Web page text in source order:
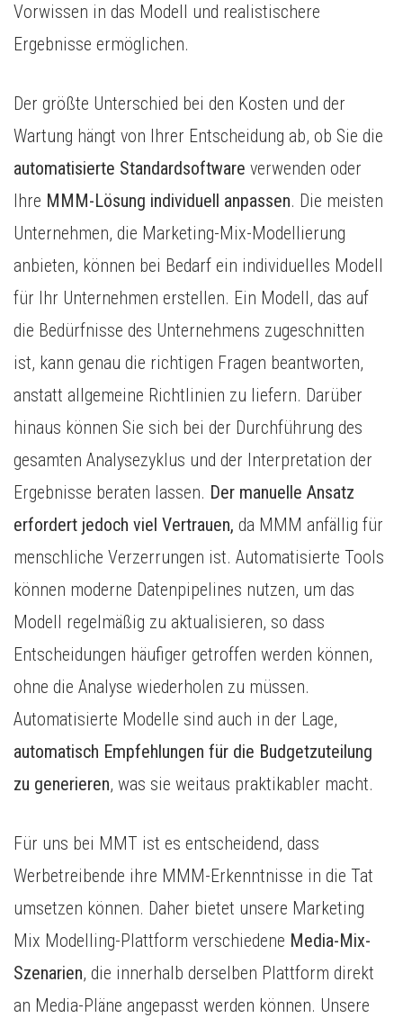
Vorwissen in das Modell und realistischere
Ergebnisse ermöglichen.
Der größte Unterschied bei den Kosten und der
Wartung hängt von Ihrer Entscheidung ab, ob Sie die
automatisierte Standardsoftware verwenden oder
Ihre MMM-Lösung individuell anpassen. Die meisten
Unternehmen, die Marketing-Mix-Modellierung
anbieten, können bei Bedarf ein individuelles Modell
für Ihr Unternehmen erstellen. Ein Modell, das auf
die Bedürfnisse des Unternehmens zugeschnitten
ist, kann genau die richtigen Fragen beantworten,
anstatt allgemeine Richtlinien zu liefern. Darüber
hinaus können Sie sich bei der Durchführung des
gesamten Analysezyklus und der Interpretation der
Ergebnisse beraten lassen. Der manuelle Ansatz
erfordert jedoch viel Vertrauen, da MMM anfällig für
menschliche Verzerrungen ist. Automatisierte Tools
können moderne Datenpipelines nutzen, um das
Modell regelmäßig zu aktualisieren, so dass
Entscheidungen häufiger getroffen werden können,
ohne die Analyse wiederholen zu müssen.
Automatisierte Modelle sind auch in der Lage,
automatisch Empfehlungen für die Budgetzuteilung
zu generieren, was sie weitaus praktikabler macht.
Für uns bei MMT ist es entscheidend, dass
Werbetreibende ihre MMM-Erkenntnisse in die Tat
umsetzen können. Daher bietet unsere Marketing
Mix Modelling-Plattform verschiedene Media-Mix-
Szenarien, die innerhalb derselben Plattform direkt
an Media-Pläne angepasst werden können. Unsere